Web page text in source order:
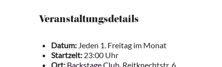
Veranstaltungsdetails
Datum: Jeden 1. Freitag im Monat
Startzeit: 23:00 Uhr
Ort: Backstage Club, Reitknechtstr. 6,